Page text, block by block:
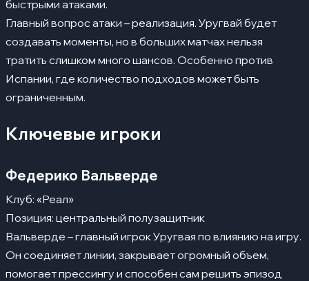
быстрыми атаками.
Главный вопрос атаки – реализация. Уругвай будет
создавать моменты, но в больших матчах нельзя
тратить слишком много шансов. Особенно против
Испании, где количество подходов может быть
ограниченным.
Ключевые игроки
Федерико Вальверде
Клуб: «Реал»
Позиция: центральный полузащитник
Вальверде – главный игрок Уругвая по влиянию на игру.
Он соединяет линии, закрывает огромный объем,
помогает прессингу и способен сам решить эпизод